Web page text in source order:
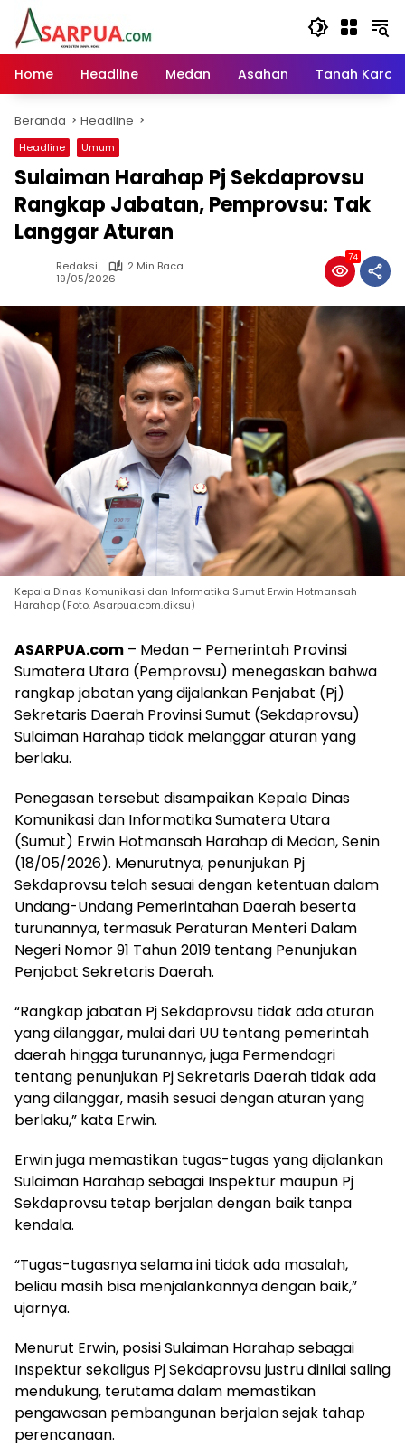
Langsung
konten
Home
Headline Medan Asahan Tanah Karo
Beranda Headline
Headline Umum
Sulaiman Harahap Pj Sekdaprovsu
Rangkap Jabatan, Pemprovsu: Tak
Langgar Aturan
Redaksi
2 Min Baca
19/05/2026
74
Kepala Dinas Komunikasi dan Informatika Sumut Erwin Hotmansah
Harahap (Foto. Asarpua.com.diksu)
ASARPUA.com – Medan – Pemerintah Provinsi
Sumatera Utara (Pemprovsu) menegaskan bahwa
rangkap jabatan yang dijalankan Penjabat (Pj)
Sekretaris Daerah Provinsi Sumut (Sekdaprovsu)
Sulaiman Harahap tidak melanggar aturan yang
berlaku.
Penegasan tersebut disampaikan Kepala Dinas
Komunikasi dan Informatika Sumatera Utara
(Sumut) Erwin Hotmansah Harahap di Medan, Senin
(18/05/2026). Menurutnya, penunjukan Pj
Sekdaprovsu telah sesuai dengan ketentuan dalam
Undang-Undang Pemerintahan Daerah beserta
turunannya, termasuk Peraturan Menteri Dalam
Negeri Nomor 91 Tahun 2019 tentang Penunjukan
Penjabat Sekretaris Daerah.
“Rangkap jabatan Pj Sekdaprovsu tidak ada aturan
yang dilanggar, mulai dari UU tentang pemerintah
daerah hingga turunannya, juga Permendagri
tentang penunjukan Pj Sekretaris Daerah tidak ada
yang dilanggar, masih sesuai dengan aturan yang
berlaku,” kata Erwin.
Erwin juga memastikan tugas-tugas yang dijalankan
Sulaiman Harahap sebagai Inspektur maupun Pj
Sekdaprovsu tetap berjalan dengan baik tanpa
kendala.
“Tugas-tugasnya selama ini tidak ada masalah,
beliau masih bisa menjalankannya dengan baik,”
ujarnya.
Menurut Erwin, posisi Sulaiman Harahap sebagai
Inspektur sekaligus Pj Sekdaprovsu justru dinilai saling
mendukung, terutama dalam memastikan
pengawasan pembangunan berjalan sejak tahap
perencanaan.